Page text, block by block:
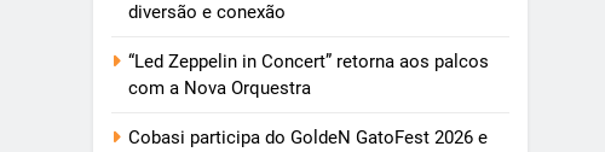
diversão e conexão
“Led Zeppelin in Concert” retorna aos palcos
com a Nova Orquestra
Cobasi participa do GoldeN GatoFest 2026 e